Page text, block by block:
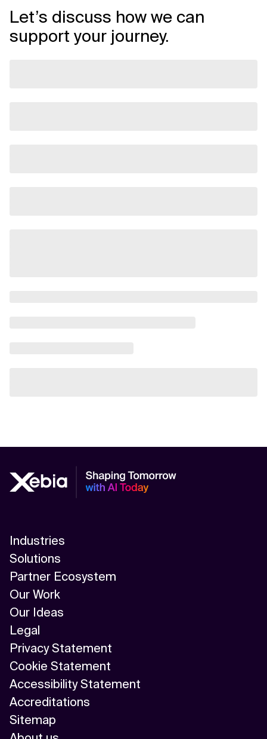
Let’s discuss how we can
support your journey.
Industries
Solutions
Partner Ecosystem
Our Work
Our Ideas
Legal
Privacy Statement
Cookie Statement
Accessibility Statement
Accreditations
Sitemap